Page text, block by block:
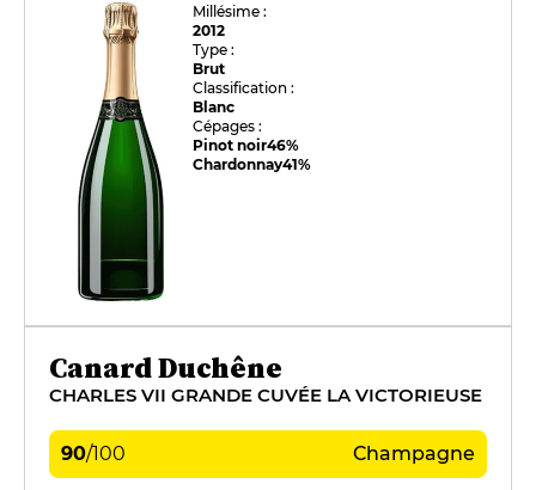
Millésime :
2012
Type :
Brut
Classification :
Blanc
Cépages :
Pinot noir46%
Chardonnay41%
Canard Duchêne
CHARLES VII GRANDE CUVÉE LA VICTORIEUSE
90/100 Champagne